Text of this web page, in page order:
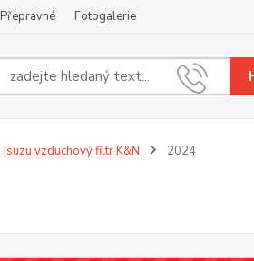
Přepravné Fotogalerie
Isuzu vzduchový filtr K&N 2024